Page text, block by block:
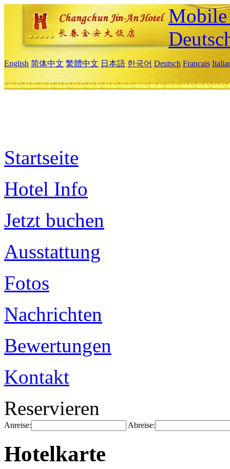
English 简体中文 繁體中文 日本語 한국어 Deutsch Français
Startseite
Hotel Info
Jetzt buchen
Ausstattung
Fotos
Nachrichten
Bewertungen
Kontakt
Reservieren
Anreise: Abreise:
Hotelkarte